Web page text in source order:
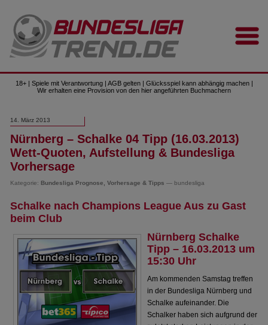
18+ | Spiele mit Verantwortung | AGB gelten | Glücksspiel kann abhängig machen |
Wir erhalten eine Provision von den hier angeführten Buchmachern
14. März 2013
Nürnberg – Schalke 04 Tipp (16.03.2013)
Wett-Quoten, Aufstellung & Bundesliga
Vorhersage
Kategorie: Bundesliga Prognose, Vorhersage & Tipps — bundesliga
Schalke nach Champions League Aus zu Gast
beim Club
Nürnberg Schalke
Tipp – 16.03.2013 um
15:30 Uhr
Am kommenden Samstag treffen
in der Bundesliga Nürnberg und
Schalke aufeinander. Die
Schalker haben sich aufgrund der